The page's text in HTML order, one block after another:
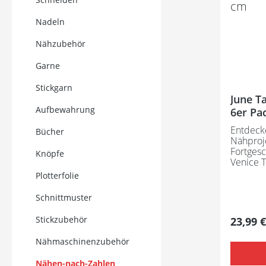
Nadeln
Nähzubehör
Garne
Stickgarn
Aufbewahrung
Bücher
Knöpfe
Plotterfolie
Schnittmuster
Stickzubehör
Nähmaschinenzubehör
Nähen-nach-Zahlen
June
6er
Venice
Einlagen für
Anleitung
nach Wahl Besonderheiten:
nach-
23,99 €